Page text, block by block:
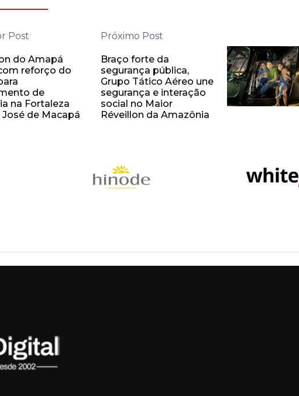
Post
do Amapá
reforço do
de
na Fortaleza
José de Macapá
Próximo Post
Braço forte da
segurança pública,
Grupo Tático Aéreo une
segurança e interação
social no Maior
Réveillon da Amazônia